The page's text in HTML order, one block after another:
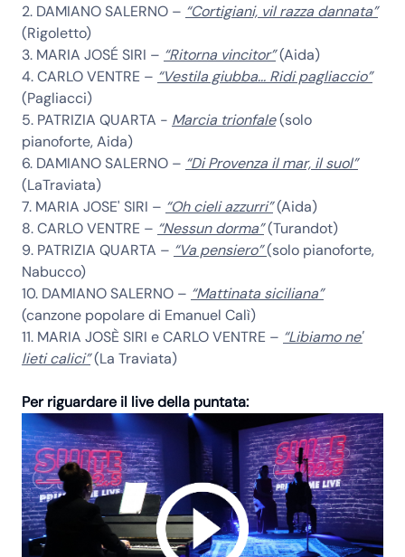
2. DAMIANO SALERNO – “Cortigiani, vil razza dannata”
(Rigoletto)
3. MARIA JOSÉ SIRI – “Ritorna vincitor”(Aida)
4. CARLO VENTRE – “Vestila giubba... Ridi pagliaccio”
(Pagliacci)
5. PATRIZIA QUARTA - Marcia trionfale(solo
pianoforte, Aida)
6. DAMIANO SALERNO – “Di Provenza il mar, il suol”
(LaTraviata)
7. MARIA JOSE' SIRI – “Oh cieli azzurri”(Aida)
8. CARLO VENTRE – “Nessun dorma”(Turandot)
9. PATRIZIA QUARTA – “Va pensiero”(solo pianoforte,
Nabucco)
10. DAMIANO SALERNO – “Mattinata siciliana”
(canzone popolare di Emanuel Calì)
11. MARIA JOSÈ SIRI e CARLO VENTRE – “Libiamo ne'
lieti calici”(La Traviata)
Per riguardare il live della puntata: